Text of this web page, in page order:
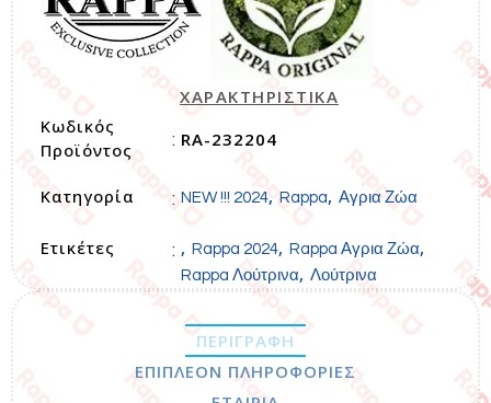
ΧΑΡΑΚΤΗΡΙΣΤΙΚΑ
Κωδικός
Προϊόντος
: RA-232204
Κατηγορία : NEW !!! 2024, Rappa, Αγρια Ζώα
Ετικέτες : , Rappa 2024, Rappa Αγρια Ζώα,
Rappa Λούτρινα, Λούτρινα
ΠΕΡΙΓΡΑΦΉ
ΕΠΙΠΛΈΟΝ ΠΛΗΡΟΦΟΡΊΕΣ